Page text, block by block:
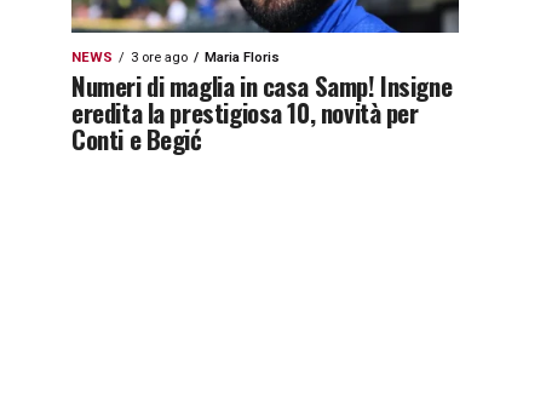
NEWS 3 ore ago Maria Floris
Numeri di maglia in casa Samp! Insigne
eredita la prestigiosa 10, novità per
Conti e Begić